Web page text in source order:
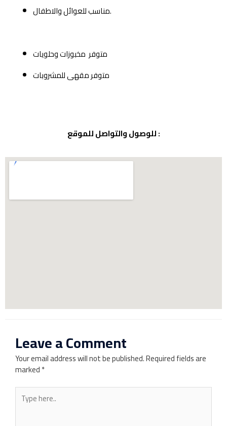
مناسب للعوائل والاطفال.
متوفر مخبوزات وحلويات
متوفر مقهى للمشروبات
للوصول والتواصل للموقع :
Leave a Comment
Your email address will not be published.Required fields are
marked*
Type
here..